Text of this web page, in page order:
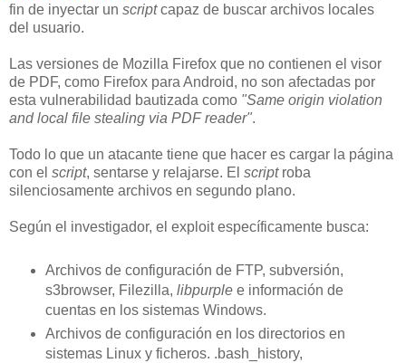
fin de inyectar un scriptcapaz de buscar archivos locales
del usuario.
Las versiones de Mozilla Firefox que no contienen el visor
de PDF, como Firefox para Android, no son afectadas por
esta vulnerabilidad bautizada como "Same origin violation
and local file stealing via PDF reader".
Todo lo que un atacante tiene que hacer es cargar la página
con el script, sentarse y relajarse. El scriptroba
silenciosamente archivos en segundo plano.
Según el investigador, el exploit específicamente busca:
Archivos de configuración de FTP, subversión,
s3browser, Filezilla, libpurplee información de
cuentas en los sistemas Windows.
Archivos de configuración en los directorios en
sistemas Linux y ficheros. .bash_history,